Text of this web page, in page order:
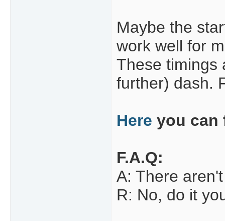
Maybe the
work well for
These timings
further) dash.
Here you can
F.A.Q:
A: There
R: No, do it